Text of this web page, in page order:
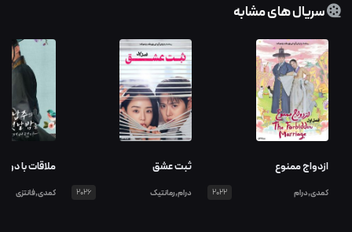
سریال های مشابه
ازدواج ممنوع
کمدی,درام 2022
ثبت عشق
درام,رمانتیک 2026
ملاقات با
کمدی,فانتزی